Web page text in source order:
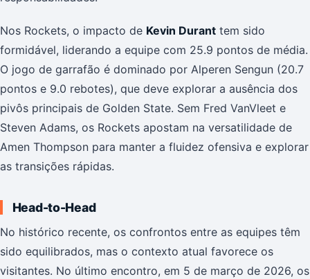
Nos Rockets, o impacto de Kevin Durant tem sido
formidável, liderando a equipe com 25.9 pontos de média.
O jogo de garrafão é dominado por Alperen Sengun (20.7
pontos e 9.0 rebotes), que deve explorar a ausência dos
pivôs principais de Golden State. Sem Fred VanVleet e
Steven Adams, os Rockets apostam na versatilidade de
Amen Thompson para manter a fluidez ofensiva e explorar
as transições rápidas.
Head-to-Head
No histórico recente, os confrontos entre as equipes têm
sido equilibrados, mas o contexto atual favorece os
visitantes. No último encontro, em 5 de março de 2026, os